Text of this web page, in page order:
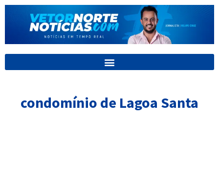
para
conteúdo
condomínio de Lagoa Santa